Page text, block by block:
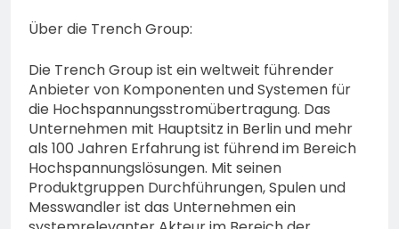
Über die Trench Group:
Die Trench Group ist ein weltweit führender
Anbieter von Komponenten und Systemen für
die Hochspannungsstromübertragung. Das
Unternehmen mit Hauptsitz in Berlin und mehr
als 100 Jahren Erfahrung ist führend im Bereich
Hochspannungslösungen. Mit seinen
Produktgruppen Durchführungen, Spulen und
Messwandler ist das Unternehmen ein